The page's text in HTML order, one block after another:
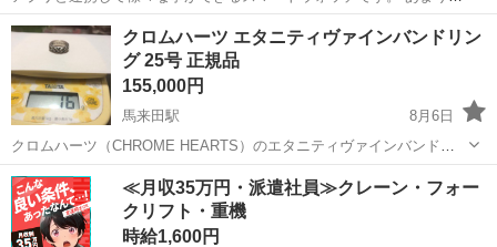
わないのでお譲りします。健康管理などしたい方にはお勧めです。替
えのバンドは未使用です。USBケーブルで充電して使います。
千葉 千葉市 アクセサリー
スマートウォッチ
クロムハーツ エタニティヴァインバンドリン
グ 25号 正規品
155,000円
馬来田駅
8月6日
クロムハーツ（CHROME HEARTS）のエタニティヴァインバンドリ
ングです。 他に出品している指輪と同じく約10年前に購入した確実な
正規品となります。 【商品詳細】 ・アイテム：Eternity Vine Band
Ri...
千葉 木更津市 馬来田駅 アクセサリー
≪月収35万円・派遣社員≫クレーン・フォー
クリフト・重機
時給1,600円